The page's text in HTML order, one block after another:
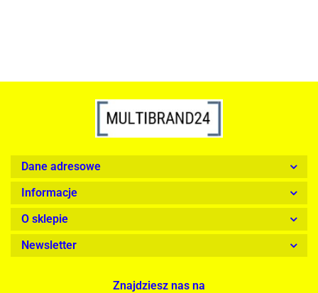
Dane adresowe
Informacje
O sklepie
Newsletter
Znajdziesz nas na